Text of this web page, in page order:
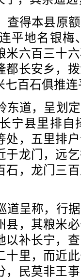
得本县原额
平地名银梅
米六百三十
都长安乡，
七百石俱推
道，呈划定
宁县里排
处，五里排
于龙门，远
石，龙门三
呈称，行据
县，其粮米
以补长宁，
十里，而近
，民莫非王